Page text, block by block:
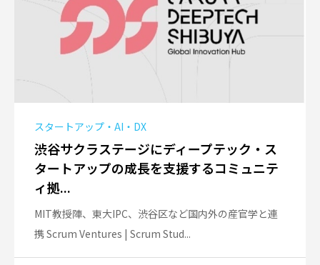
スタートアップ・AI・DX
渋谷サクラステージにディープテック・ス
タートアップの成長を支援するコミュニテ
ィ拠...
MIT教授陣、東大IPC、渋谷区など国内外の産官学と連
携 Scrum Ventures | Scrum Stud...